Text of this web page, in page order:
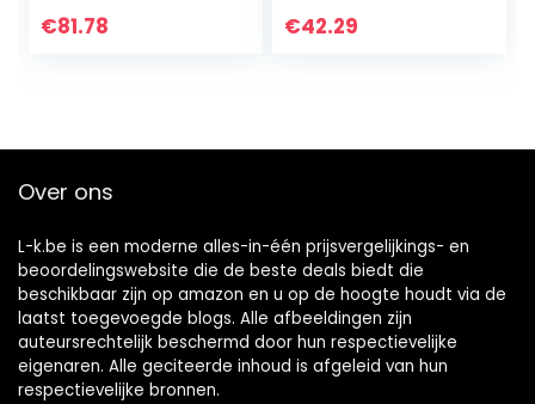
€81.78 €42.29
Over ons
L-k.be is een moderne alles-in-één prijsvergelijkings- en
beoordelingswebsite die de beste deals biedt die
beschikbaar zijn op amazon en u op de hoogte houdt via de
laatst toegevoegde blogs. Alle afbeeldingen zijn
auteursrechtelijk beschermd door hun respectievelijke
eigenaren. Alle geciteerde inhoud is afgeleid van hun
respectievelijke bronnen.